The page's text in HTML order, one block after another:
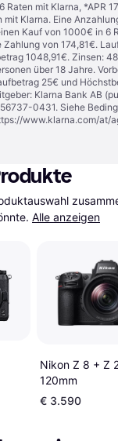
Raten mit Klarna, *APR
mit Klarna. Eine
Kauf von 1000€ in 6
von 174,81€.
1048,91€. Zinsen:
über 18 Jahre.
25€ und
Klarna Bank AB
0431. Siehe
www.klarna.com/at/
Alle anzeigen
Nikon Z 8 + Z
120mm
€ 3.590